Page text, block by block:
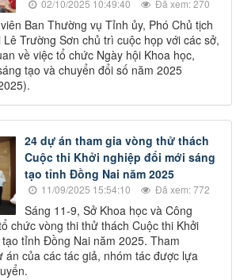
02/10/2025 10:49:40 Đã xem: 270
Ban Thường vụ Tỉnh ủy, Phó Chủ tịch
Trường Sơn chủ trì cuộc họp với các sở,
về việc tổ chức Ngày hội Khoa học,
tạo và chuyển đổi số năm 2025
24 dự án tham gia vòng thử thách
Cuộc thi Khởi nghiệp đổi mới sáng
tạo tỉnh Đồng Nai năm 2025
11/09/2025 15:54:10 Đã xem: 772
Sáng 11-9, Sở Khoa học và Công
chức vòng thi thử thách Cuộc thi Khởi
tỉnh Đồng Nai năm 2025. Tham
án của các tác giả, nhóm tác được lựa